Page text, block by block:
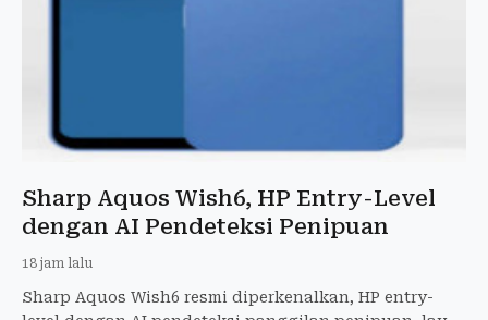
Sharp Aquos Wish6, HP Entry-Level
dengan AI Pendeteksi Penipuan
18 jam lalu
Sharp Aquos Wish6 resmi diperkenalkan, HP entry-